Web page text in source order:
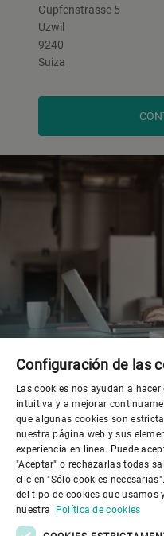
Gupfenstrasse 5
Uzwil
9240
Suiza
Gobierno
El mundo de
Configuración de las
Las cookies nos ayudan a
intuitiva y a mejorar
que algunas cookies son
nuestra página web y sus
experiencia en línea. Puede
"Aceptar" o rechazarlas todas
clic en "Sólo cookies
del tipo de cookies que
nuestra Política de cookies